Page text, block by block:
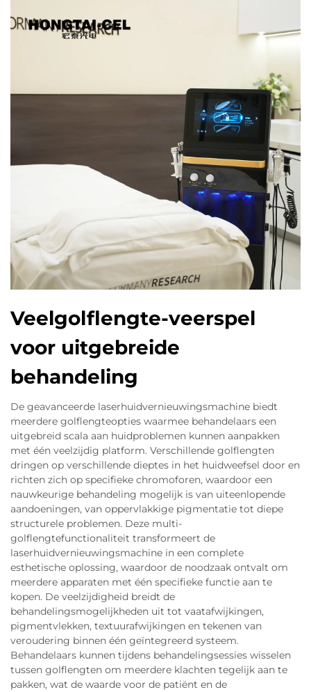
Veelgolflengte-veerspel
voor uitgebreide
behandeling
De geavanceerde laserhuidvernieuwingsmachine biedt
meerdere golflengteopties waarmee behandelaars een
uitgebreid scala aan huidproblemen kunnen aanpakken
met één veelzijdig platform. Verschillende golflengten
dringen op verschillende dieptes in het huidweefsel door en
richten zich op specifieke chromoforen, waardoor een
nauwkeurige behandeling mogelijk is van uiteenlopende
aandoeningen, van oppervlakkige pigmentatie tot diepe
structurele problemen. Deze multi-
golflengtefunctionaliteit transformeert de
laserhuidvernieuwingsmachine in een complete
esthetische oplossing, waardoor de noodzaak ontvalt om
meerdere apparaten met één specifieke functie aan te
kopen. De veelzijdigheid breidt de
behandelingsmogelijkheden uit tot vaatafwijkingen,
pigmentvlekken, textuurafwijkingen en tekenen van
veroudering binnen één geïntegreerd systeem.
Behandelaars kunnen tijdens behandelingsessies wisselen
tussen golflengten om meerdere klachten tegelijk aan te
pakken, wat de waarde voor de patiënt en de